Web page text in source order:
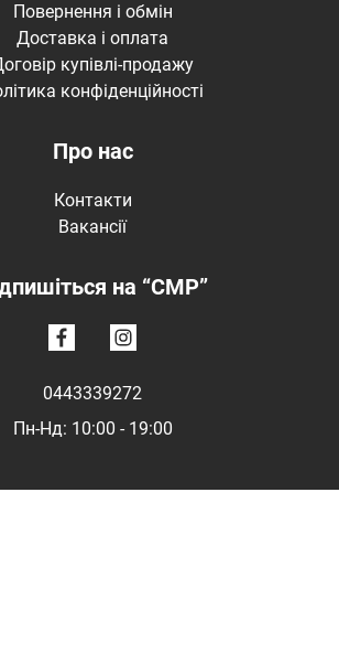
Повернення і обмін
Доставка і оплата
купівлі-продажу
конфіденційності
Про нас
Контакти
Вакансії
на “CMP”
0443339272
Пн-Нд: 10:00 - 19:00